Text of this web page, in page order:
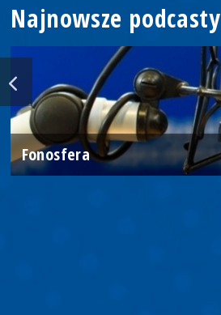
Najnowsze podcasty
Fonosfera